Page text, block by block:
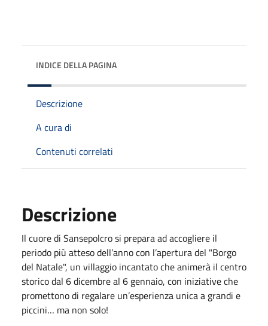
INDICE DELLA PAGINA
Descrizione
A cura di
Contenuti correlati
Descrizione
Il cuore di Sansepolcro si prepara ad accogliere il
periodo più atteso dell’anno con l’apertura del "Borgo
del Natale", un villaggio incantato che animerà il centro
storico dal 6 dicembre al 6 gennaio, con iniziative che
promettono di regalare un’esperienza unica a grandi e
piccini… ma non solo!